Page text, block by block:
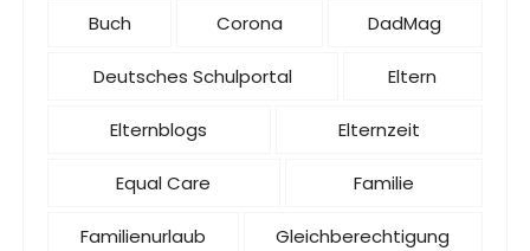
Buch Corona DadMag
Deutsches Schulportal Eltern
Elternblogs Elternzeit
Equal Care Familie
Familienurlaub Gleichberechtigung